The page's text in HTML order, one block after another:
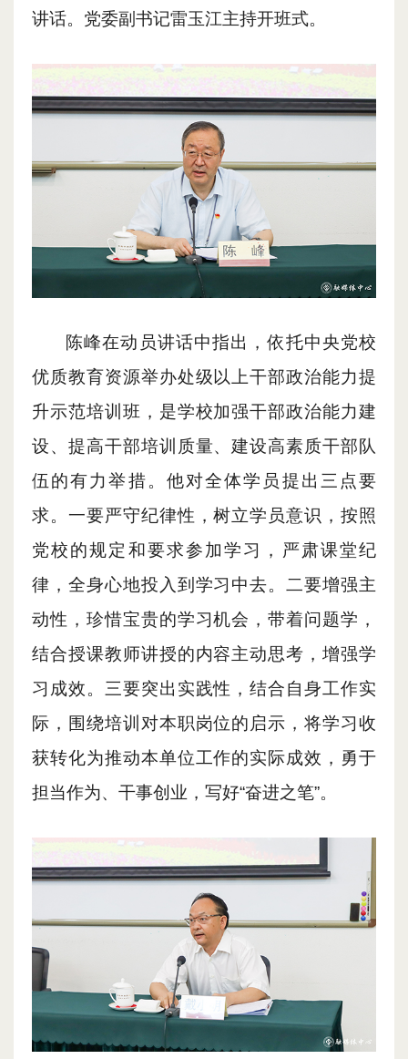
讲话。党委副书记雷玉江主持开班式。
陈峰在动员讲话中指出，依托中央党校
优质教育资源举办处级以上干部政治能力提
升示范培训班，是学校加强干部政治能力建
设、提高干部培训质量、建设高素质干部队
伍的有力举措。他对全体学员提出三点要
求。一要严守纪律性，树立学员意识，按照
党校的规定和要求参加学习，严肃课堂纪
律，全身心地投入到学习中去。二要增强主
动性，珍惜宝贵的学习机会，带着问题学，
结合授课教师讲授的内容主动思考，增强学
习成效。三要突出实践性，结合自身工作实
际，围绕培训对本职岗位的启示，将学习收
获转化为推动本单位工作的实际成效，勇于
担当作为、干事创业，写好“奋进之笔”。